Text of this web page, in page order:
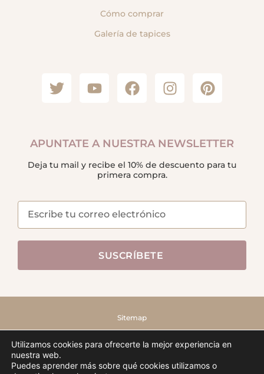
Cómo comprar
Galería de tapices
APUNTATE A NUESTRA NEWSLETTER
Deja tu mail y recibe el 10% de descuento para tu
primera compra.
SUSCRÍBETE
Sitemap
Utilizamos cookies para ofrecerte la mejor experiencia en
nuestra web.
Puedes aprender más sobre qué cookies utilizamos o